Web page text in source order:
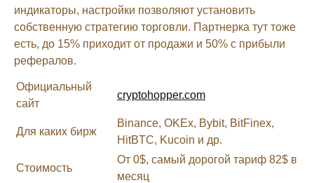
индикаторы, настройки позволяют установить
собственную стратегию торговли. Партнерка тут тоже
есть, до 15% приходит от продажи и 50% с прибыли
рефералов.
Официальный
сайт
cryptohopper.com
Для каких бирж
Binance, OKEx, Bybit, BitFinex,
HitBTC, Kucoin и др.
Стоимость
От 0$, самый дорогой тариф 82$ в
месяц